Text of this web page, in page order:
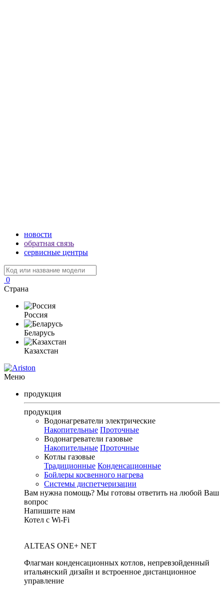
новости
обратная связь
сервисные центры
0
Страна
Россия
Беларусь
Казахстан
Меню
продукция
продукция
Водонагреватели электрические
Накопительные Проточные
Водонагреватели газовые
Накопительные Проточные
Котлы газовые
Традиционные Конденсационные
Бойлеры косвенного нагрева
Системы диспетчеризации
Вам нужна помощь? Мы готовы ответить на любой Ваш
вопрос
Напишите нам
Котел с Wi-Fi
ALTEAS ONE+ NET
Флагман конденсационных котлов, непревзойденный
итальянский дизайн и встроенное дистанционное
управление